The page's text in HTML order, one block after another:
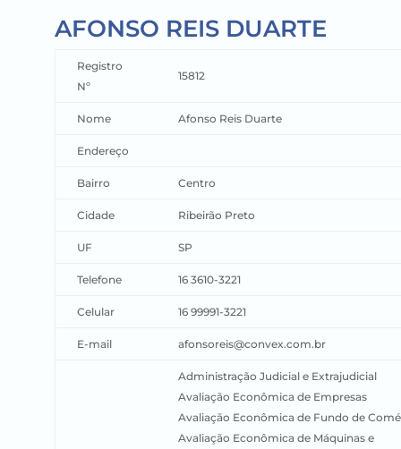
AFONSO REIS DUARTE
Registro
Nº
15812
Nome Afonso Reis Duarte
Endereço
Bairro Centro
Cidade Ribeirão Preto
UF SP
Telefone 16 3610-3221
Celular 16 99991-3221
E-mail afonsoreis@convex.com.br
Administração Judicial e Extrajudicial
Avaliação Econômica de Empresas
Avaliação Econômica de Fundo de
Avaliação Econômica de Máquinas e